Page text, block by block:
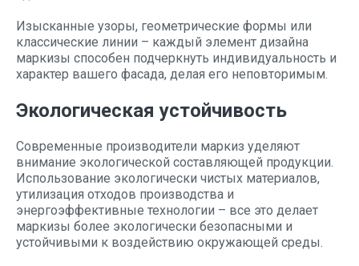
Изысканные узоры, геометрические формы или
классические линии – каждый элемент дизайна
маркизы способен подчеркнуть индивидуальность и
характер вашего фасада, делая его неповторимым.
Экологическая устойчивость
Современные производители маркиз уделяют
внимание экологической составляющей продукции.
Использование экологически чистых материалов,
утилизация отходов производства и
энергоэффективные технологии – все это делает
маркизы более экологически безопасными и
устойчивыми к воздействию окружающей среды.